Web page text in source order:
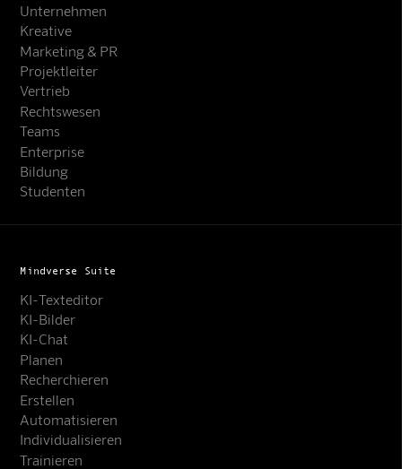
Unternehmen
Kreative
Marketing & PR
Projektleiter
Vertrieb
Rechtswesen
Teams
Enterprise
Bildung
Studenten
Mindverse Suite
KI-Texteditor
KI-Bilder
KI-Chat
Planen
Recherchieren
Erstellen
Automatisieren
Individualisieren
Trainieren